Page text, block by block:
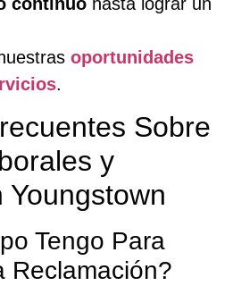
oportunidades
.
Sobre
y
Youngstown
Tengo Para
Reclamación?